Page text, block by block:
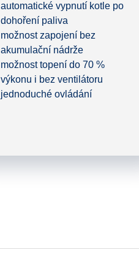
automatické vypnutí kotle po
dohoření paliva
možnost zapojení bez
akumulační nádrže
možnost topení do 70 %
výkonu i bez ventilátoru
jednoduché ovládání